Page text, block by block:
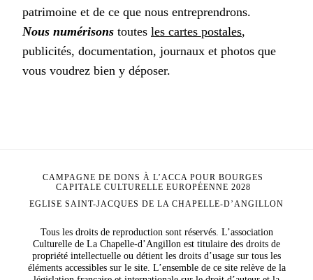
patrimoine et de ce que nous entreprendrons.
Nous numérisons toutes les cartes postales,
publicités, documentation, journaux et photos que
vous voudrez bien y déposer.
Tous les droits de reproduction sont réservés. L’association
Culturelle de La Chapelle-d’Angillon est titulaire des droits de
propriété intellectuelle ou détient les droits d’usage sur tous les
éléments accessibles sur le site. L’ensemble de ce site relève de la
CAMPAGNE DE DONS À L’ACCA POUR BOURGES
CAPITALE CULTURELLE EUROPÉENNE 2028
EGLISE SAINT-JACQUES DE LA CHAPELLE-D’ANGILLON